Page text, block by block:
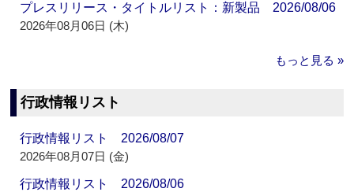
プレスリリース・タイトルリスト：新製品 2026/08/06
2026年08月06日 (木)
もっと見る »
行政情報リスト
行政情報リスト 2026/08/07
2026年08月07日 (金)
行政情報リスト 2026/08/06